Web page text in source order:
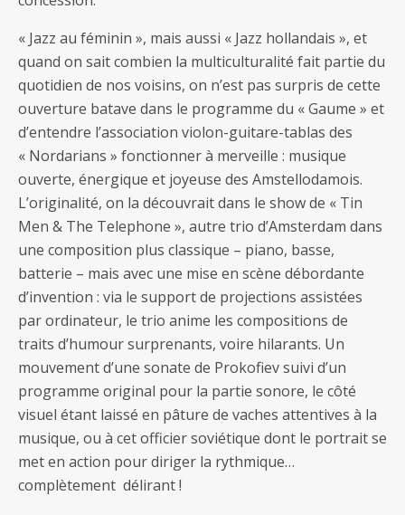
« Jazz au féminin », mais aussi « Jazz hollandais », et
quand on sait combien la multiculturalité fait partie du
quotidien de nos voisins, on n’est pas surpris de cette
ouverture batave dans le programme du « Gaume » et
d’entendre l’association violon-guitare-tablas des
« Nordarians » fonctionner à merveille : musique
ouverte, énergique et joyeuse des Amstellodamois.
L’originalité, on la découvrait dans le show de « Tin
Men & The Telephone », autre trio d’Amsterdam dans
une composition plus classique – piano, basse,
batterie – mais avec une mise en scène débordante
d’invention : via le support de projections assistées
par ordinateur, le trio anime les compositions de
traits d’humour surprenants, voire hilarants. Un
mouvement d’une sonate de Prokofiev suivi d’un
programme original pour la partie sonore, le côté
visuel étant laissé en pâture de vaches attentives à la
musique, ou à cet officier soviétique dont le portrait se
met en action pour diriger la rythmique…
complètement délirant !